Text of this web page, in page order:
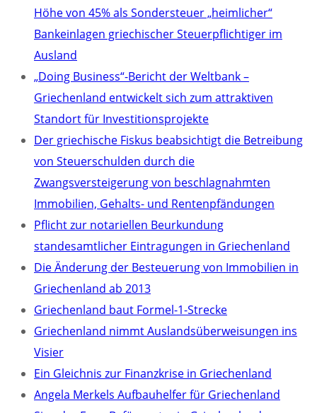
Höhe von 45% als Sondersteuer „heimlicher“
Bankeinlagen griechischer Steuerpflichtiger im
Ausland
„Doing Business“-Bericht der Weltbank –
Griechenland entwickelt sich zum attraktiven
Standort für Investitionsprojekte
Der griechische Fiskus beabsichtigt die Betreibung
von Steuerschulden durch die
Zwangsversteigerung von beschlagnahmten
Immobilien, Gehalts- und Rentenpfändungen
Pflicht zur notariellen Beurkundung
standesamtlicher Eintragungen in Griechenland
Die Änderung der Besteuerung von Immobilien in
Griechenland ab 2013
Griechenland baut Formel-1-Strecke
Griechenland nimmt Auslandsüberweisungen ins
Visier
Ein Gleichnis zur Finanzkrise in Griechenland
Angela Merkels Aufbauhelfer für Griechenland